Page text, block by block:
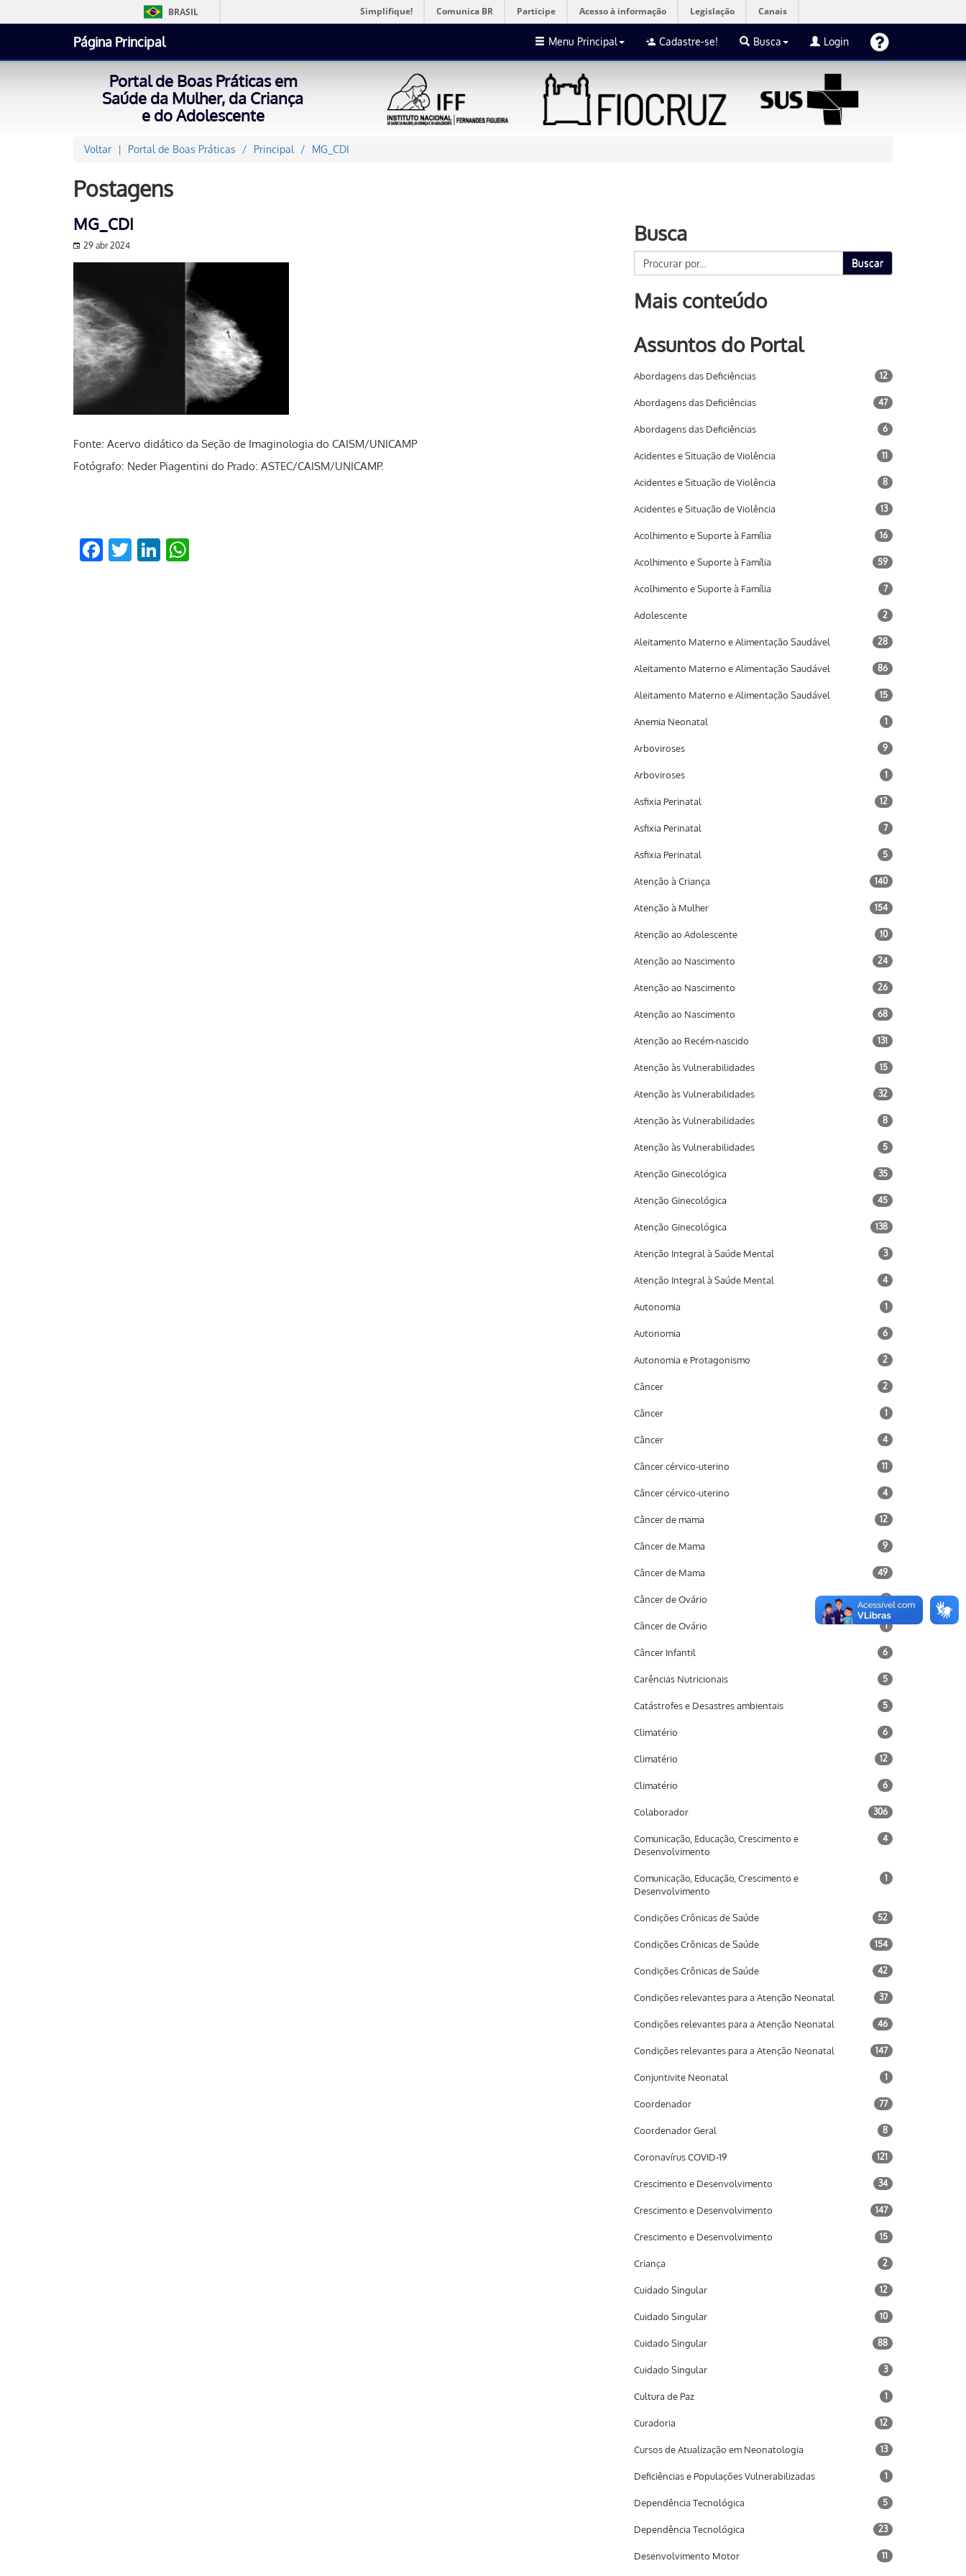
BRASIL Simplifique! Comunica BR Participe Acesso à informação Legislação Canais
Página Principal Menu Principal Cadastre-se! Busca Login
Portal de Boas Práticas em
Saúde da Mulher, da Criança
e do Adolescente
Voltar Portal de Boas Práticas Principal MG_CDI
Postagens
MG_CDI
29 abr 2024
Fonte: Acervo didático da Seção de Imaginologia do CAISM/UNICAMP
Fotógrafo: Neder Piagentini do Prado: ASTEC/CAISM/UNICAMP.
Facebook
TwitterLinkedIn
Busca
Buscar
Mais conteúdo
Assuntos do Portal
Abordagens das Deficiências 12
Abordagens das Deficiências 47
Abordagens das Deficiências 6
Acidentes e Situação de Violência 11
Acidentes e Situação de Violência 8
Acidentes e Situação de Violência 13
Acolhimento e Suporte à Família 16
Acolhimento e Suporte à Família 59
Acolhimento e Suporte à Família 7
Adolescente 2
Aleitamento Materno e Alimentação Saudável 28
Aleitamento Materno e Alimentação Saudável 86
Aleitamento Materno e Alimentação Saudável 15
Anemia Neonatal 1
Arboviroses 9
Arboviroses 1
Asfixia Perinatal 12
Asfixia Perinatal 7
Asfixia Perinatal 5
Atenção à Criança 140
Atenção à Mulher 154
Atenção ao Adolescente 10
Atenção ao Nascimento 24
Atenção ao Nascimento 26
Atenção ao Nascimento 68
Atenção ao Recém-nascido 131
Atenção às Vulnerabilidades 15
Atenção às Vulnerabilidades 32
Atenção às Vulnerabilidades 8
Atenção às Vulnerabilidades 5
Atenção Ginecológica 35
Atenção Ginecológica 45
Atenção Ginecológica 138
Atenção Integral à Saúde Mental 3
Atenção Integral à Saúde Mental 4
Autonomia 1
Autonomia 6
Autonomia e Protagonismo 2
Câncer 2
Câncer 1
Câncer 4
Câncer cérvico-uterino 11
Câncer cérvico-uterino 4
Câncer de mama 12
Câncer de Mama 9
Câncer de Mama 49
Câncer de Ovário 1
Câncer de Ovário 1
Câncer Infantil 6
Carências Nutricionais 5
Catástrofes e Desastres ambientais 5
Climatério 6
Climatério 12
Climatério 6
Colaborador 306
Comunicação, Educação, Crescimento e
Desenvolvimento
4
Comunicação, Educação, Crescimento e
Desenvolvimento
1
Condições Crônicas de Saúde 52
Condições Crônicas de Saúde 154
Condições Crônicas de Saúde 42
Condições relevantes para a Atenção Neonatal 37
Condições relevantes para a Atenção Neonatal 46
Condições relevantes para a Atenção Neonatal 147
Conjuntivite Neonatal 1
Coordenador 77
Coordenador Geral 8
Coronavírus COVID-19 121
Crescimento e Desenvolvimento 34
Crescimento e Desenvolvimento 147
Crescimento e Desenvolvimento 15
Criança 2
Cuidado Singular 12
Cuidado Singular 10
Cuidado Singular 88
Cuidado Singular 3
Cultura de Paz 1
Curadoria 12
Cursos de Atualização em Neonatologia 13
Deficiências e Populações Vulnerabilizadas 1
Dependência Tecnológica 5
Dependência Tecnológica 23
Desenvolvimento Motor 11